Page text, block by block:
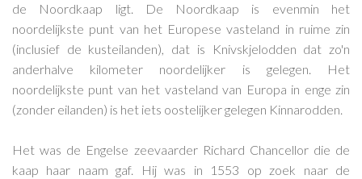
de Noordkaap ligt. De Noordkaap is evenmin het
noordelijkste punt van het Europese vasteland in ruime zin
(inclusief de kusteilanden), dat is Knivskjelodden dat zo'n
anderhalve kilometer noordelijker is gelegen. Het
noordelijkste punt van het vasteland van Europa in enge zin
(zonder eilanden) is het iets oostelijker gelegen Kinnarodden.
Het was de Engelse zeevaarder Richard Chancellor die de
kaap haar naam gaf. Hij was in 1553 op zoek naar de